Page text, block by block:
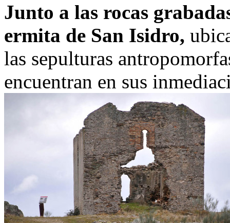
Junto a las rocas
ermita de San Isidro,
las sepulturas
encuentran en sus